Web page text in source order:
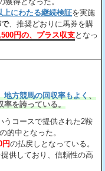
上にわたる継続検証を実施
、推奨どおりに馬券を購
円の、プラス収支となっ
地方競馬の回収率もよく、
を誇っている。
うコースで提供された2鞍
の的中となった。
円の払戻しとなっている。
提供しており、信頼性の高